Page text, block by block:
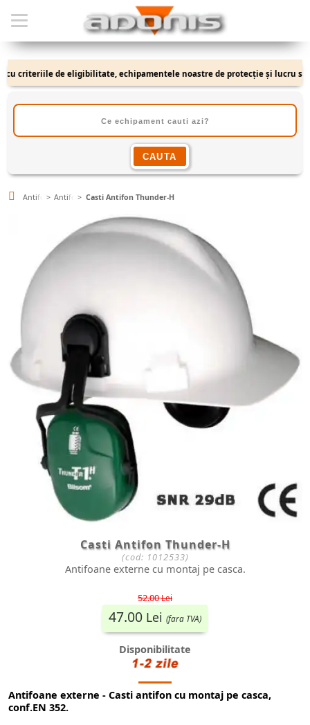
de eligibilitate, echipamentele noastre de protecție și lucru se
AntifoaneAntifoane ExterneCasti Antifon Thunder-H
Casti Antifon Thunder-H
(cod: 1012533)
Antifoane externe cu montaj pe casca.
52.00Lei
47.00 Lei (fara TVA)
Disponibilitate
Antifoane externe - Casti antifon cu montaj pe casca,
conf.EN 352.